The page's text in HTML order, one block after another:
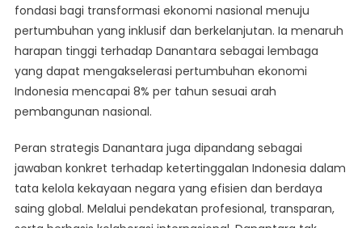
fondasi bagi transformasi ekonomi nasional menuju
pertumbuhan yang inklusif dan berkelanjutan. Ia menaruh
harapan tinggi terhadap Danantara sebagai lembaga
yang dapat mengakselerasi pertumbuhan ekonomi
Indonesia mencapai 8% per tahun sesuai arah
pembangunan nasional.
Peran strategis Danantara juga dipandang sebagai
jawaban konkret terhadap ketertinggalan Indonesia dalam
tata kelola kekayaan negara yang efisien dan berdaya
saing global. Melalui pendekatan profesional, transparan,